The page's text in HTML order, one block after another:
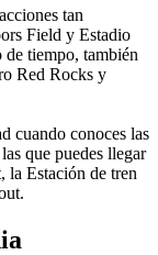
tan
Field y Estadio
tiempo, también
Red Rocks y
cuando conoces las
que puedes llegar
la Estación de tren